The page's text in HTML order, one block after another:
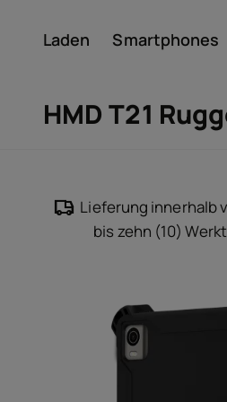
Laden Smartphones
Um
HMD T21
Lieferung innerhalb
bis zehn (10)